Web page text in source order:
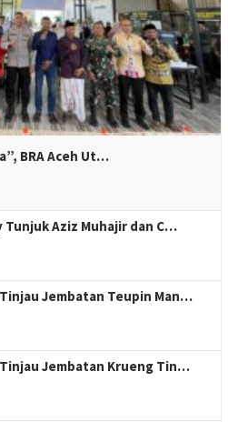
BRA Aceh Ut…
Tunjuk Aziz Muhajir dan C…
Jembatan Teupin Man…
Jembatan Krueng Tin…